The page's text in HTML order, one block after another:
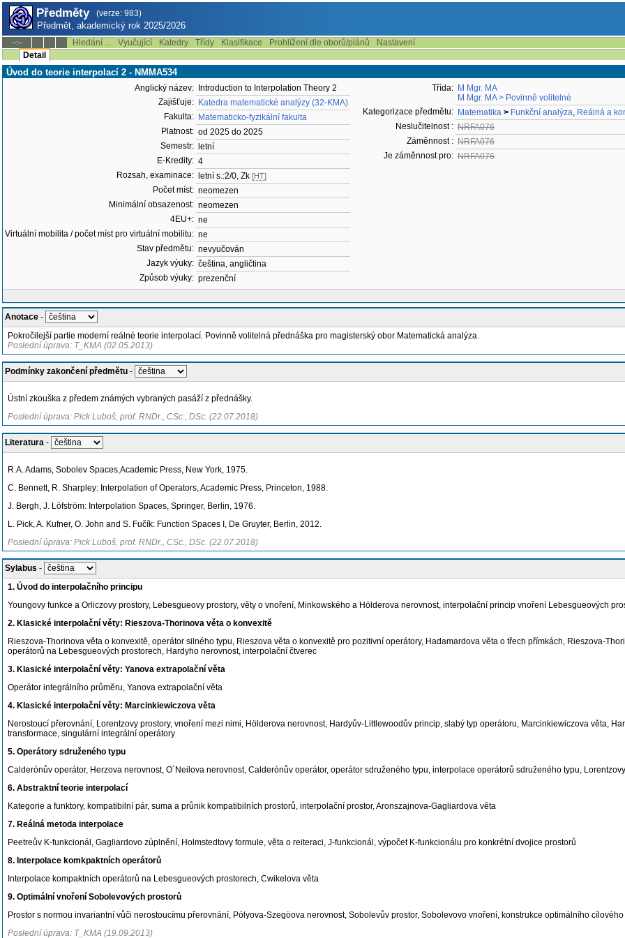
Předměty (verze: 983)
Předmět, akademický rok 2025/2026
--:-- Hledání ... Vyučující Katedry Třídy Klasifikace Prohlížení dle oborů/plánů
Nastavení
Detail
Úvod do teorie interpolací 2 - NMMA534
Anglický název:
Introduction to Interpolation Theory 2
Zajišťuje: Katedra matematické analýzy (32-KMA)
Fakulta: Matematicko-fyzikální fakulta
Platnost: od 2025 do 2025
Semestr:
letní
E-Kredity: 4
Rozsah, examinace:
letní s.:2/0, Zk [HT]
Počet míst: neomezen
Minimální obsazenost: neomezen
4EU+: ne
Virtuální mobilita / počet míst pro virtuální mobilitu: ne
Stav předmětu: nevyučován
Jazyk výuky: čeština, angličtina
Způsob výuky: prezenční
Třída: M Mgr. MA
M Mgr. MA > Povinně volitelné
Kategorizace předmětu: Matematika > Funkční analýza, Reálná a
Neslučitelnost : NRFA076
Záměnnost : NRFA076
Je záměnnost pro: NRFA076
Anotace -
Pokročilejší partie moderní reálné teorie interpolací. Povinně volitelná přednáška pro magisterský obor Matematická analýza.
Poslední úprava: T_KMA (02.05.2013)
Podmínky zakončení předmětu -
Ústní zkouška z předem známých vybraných pasáží z přednášky.
Poslední úprava: Pick Luboš, prof. RNDr., CSc., DSc. (22.07.2018)
Literatura -
R.A. Adams, Sobolev Spaces,Academic Press, New York, 1975.
C. Bennett, R. Sharpley: Interpolation of Operators, Academic Press, Princeton, 1988.
J. Bergh, J. Löfström: Interpolation Spaces, Springer, Berlin, 1976.
L. Pick, A. Kufner, O. John and S. Fučík: Function Spaces I, De Gruyter, Berlin, 2012.
Poslední úprava: Pick Luboš, prof. RNDr., CSc., DSc. (22.07.2018)
Sylabus -
1. Úvod do interpolačního principu
Youngovy funkce a Orliczovy prostory, Lebesgueovy prostory, věty o vnoření, Minkowského a Hölderova nerovnost, interpolační princip vnoření Lebesgueových
2. Klasické interpolační věty: Rieszova-Thorinova věta o konvexitě
Rieszova-Thorinova věta o konvexitě, operátor silného typu, Rieszova věta o konvexitě pro pozitivní operátory, Hadamardova věta o třech přímkách, Rieszova-
operátorů na Lebesgueových prostorech, Hardyho nerovnost, interpolační čtverec
3. Klasické interpolační věty: Yanova extrapolační věta
Operátor integrálního průměru, Yanova extrapolační věta
4. Klasické interpolační věty: Marcinkiewiczova věta
Nerostoucí přerovnání, Lorentzovy prostory, vnoření mezi nimi, Hölderova nerovnost, Hardyův-Littlewoodův princip, slabý typ operátoru, Marcinkiewiczova věta,
transformace, singulární integrální operátory
5. Operátory sdruženého typu
Calderónův operátor, Herzova nerovnost, O´Neilova nerovnost, Calderónův operátor, operátor sdruženého typu, interpolace operátorů sdruženého typu,
6. Abstraktní teorie interpolací
Kategorie a funktory, kompatibilní pár, suma a průnik kompatibilních prostorů, interpolační prostor, Aronszajnova-Gagliardova věta
7. Reálná metoda interpolace
Peetreův K-funkcionál, Gagliardovo zúplnění, Holmstedtovy formule, věta o reiteraci, J-funkcionál, výpočet K-funkcionálu pro konkrétní dvojice prostorů
8. Interpolace komkpaktních operátorů
Interpolace kompaktních operátorů na Lebesgueových prostorech, Cwikelova věta
9. Optimální vnoření Sobolevových prostorů
Prostor s normou invariantní vůči nerostoucímu přerovnání, Pólyova-Szegöova nerovnost, Sobolevův prostor, Sobolevovo vnoření, konstrukce optimálního
Poslední úprava: T_KMA (19.09.2013)